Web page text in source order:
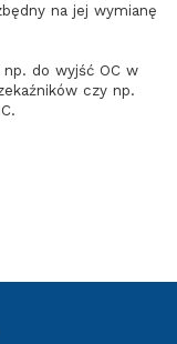
na jej wymianę
np. do wyjść OC w
czy np.